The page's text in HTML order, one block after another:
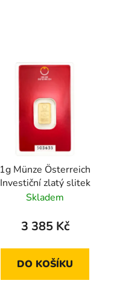
1g Münze Österreich
Investiční zlatý slitek
Skladem
3 385 Kč
DO KOŠÍKU